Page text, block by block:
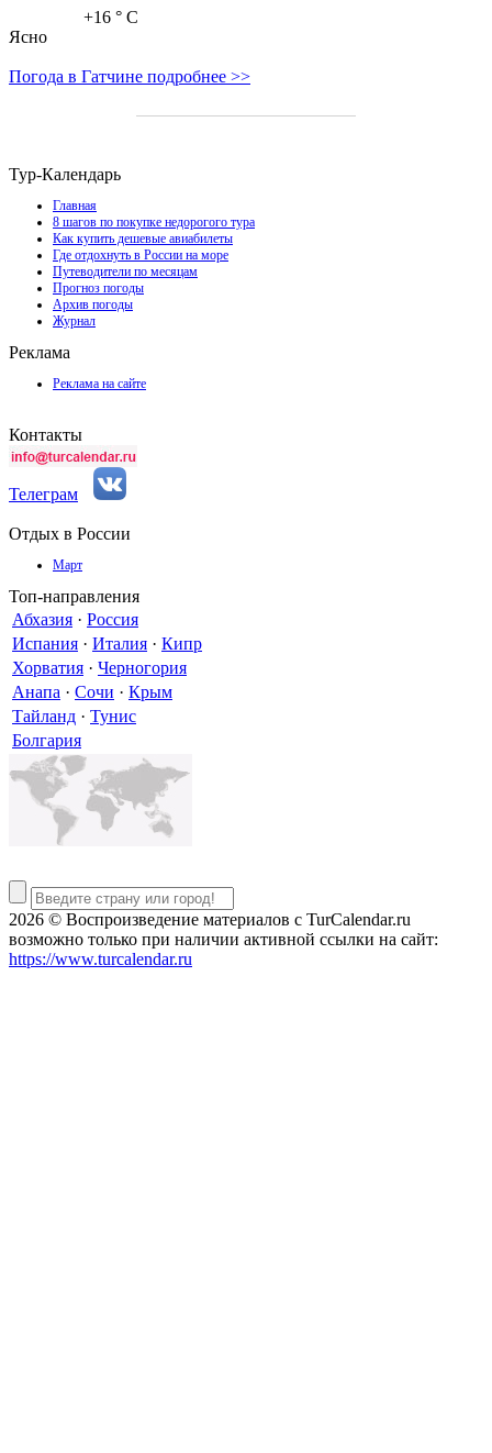
+16 ° C
Ясно
Погода в Гатчине подробнее >>
Тур-Календарь
Главная
8 шагов по покупке недорогого тура
Как купить дешевые авиабилеты
Где отдохнуть в России на море
Путеводители по месяцам
Прогноз погоды
Архив погоды
Журнал
Реклама
Реклама на сайте
Контакты
Телеграм
Отдых в России
Март
Топ-направления
Абхазия · Россия
Испания · Италия · Кипр
Хорватия · Черногория
Анапа · Сочи · Крым
Тайланд · Тунис
Болгария
2026 © Воспроизведение материалов c TurCalendar.ru
возможно только при наличии активной ссылки на сайт:
https://www.turcalendar.ru